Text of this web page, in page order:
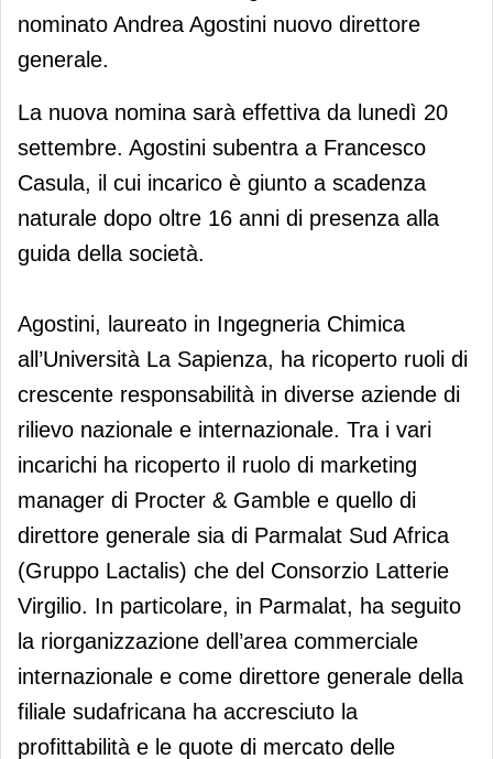
nominato Andrea Agostini nuovo direttore
generale.
La nuova nomina sarà effettiva da lunedì 20
settembre. Agostini subentra a Francesco
Casula, il cui incarico è giunto a scadenza
naturale dopo oltre 16 anni di presenza alla
guida della società.
Agostini, laureato in Ingegneria Chimica
all’Università La Sapienza, ha ricoperto ruoli di
crescente responsabilità in diverse aziende di
rilievo nazionale e internazionale. Tra i vari
incarichi ha ricoperto il ruolo di marketing
manager di Procter & Gamble e quello di
direttore generale sia di Parmalat Sud Africa
(Gruppo Lactalis) che del Consorzio Latterie
Virgilio. In particolare, in Parmalat, ha seguito
la riorganizzazione dell’area commerciale
internazionale e come direttore generale della
filiale sudafricana ha accresciuto la
profittabilità e le quote di mercato delle